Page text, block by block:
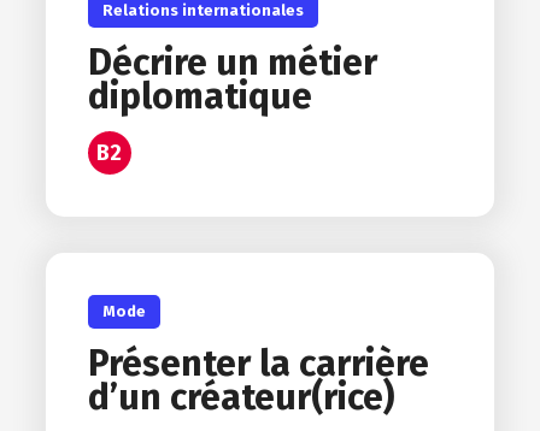
Relations internationales
Décrire un métier
diplomatique
B2
Mode
Présenter la carrière
d’un créateur(rice)